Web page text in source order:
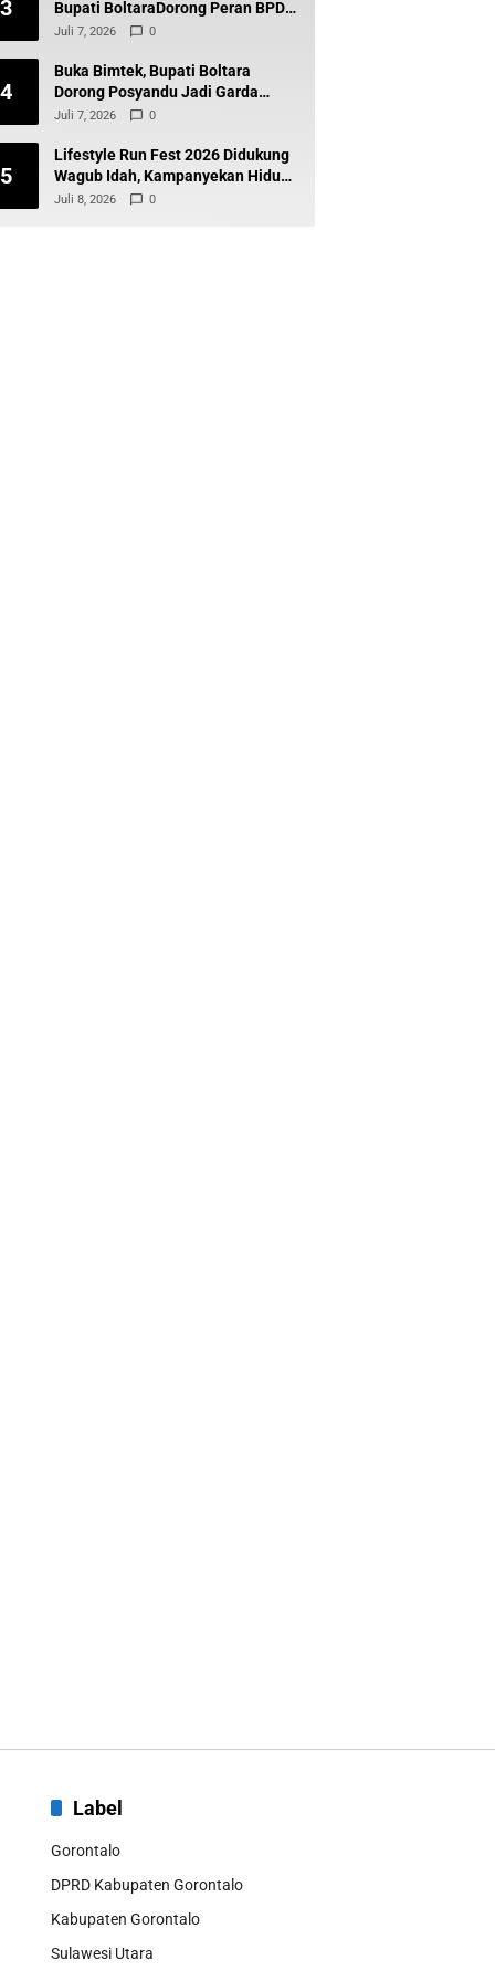
3
Bupati BoltaraDorong Peran BPD
Wujudkan Desa Maju dan
Juli 7, 2026 0
4
Buka Bimtek, Bupati Boltara
Dorong Posyandu Jadi Garda
Terdepan Layanan Kesehatan
Juli 7, 2026 0
5
Lifestyle Run Fest 2026 Didukung
Wagub Idah, Kampanyekan Hidup
Sehat dan Cegah Diabetes
Juli 8, 2026 0
Label
Gorontalo
DPRD Kabupaten Gorontalo
Kabupaten Gorontalo
Sulawesi Utara